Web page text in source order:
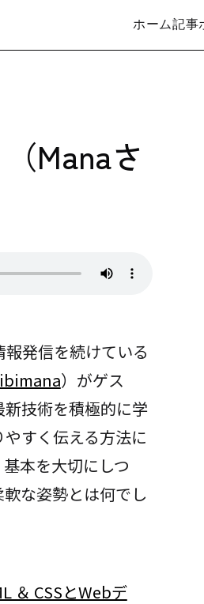
ホーム記事
Manaさ
発信を続けている
）がゲス
技術を積極的に学
すく伝える方法に
本を大切にしつ
な姿勢とは何でし
＆ CSSとWebデ